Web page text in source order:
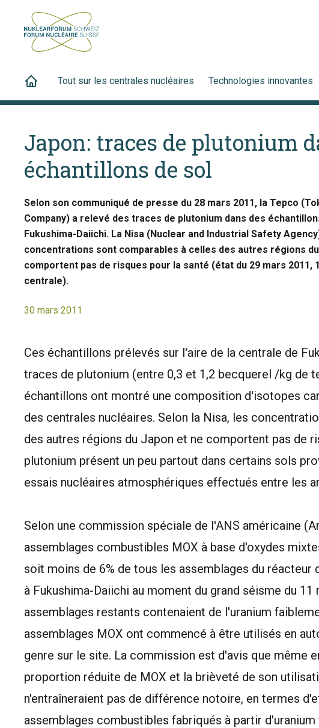
Tout sur les centrales nucléaires Technologies innovantes
Japon: traces de plutonium
échantillons de sol
Selon son communiqué de presse du 28 mars 2011, la Tepco
Company) a relevé des traces de plutonium dans des
Fukushima-Daiichi. La Nisa (Nuclear and Industrial Safety
concentrations sont comparables à celles des autres régions
comportent pas de risques pour la santé (état du 29 mars 2011,
centrale).
30 mars 2011
Ces échantillons prélevés sur l'aire de la centrale de
traces de plutonium (entre 0,3 et 1,2 becquerel /kg de
échantillons ont montré une composition d'isotopes
des centrales nucléaires. Selon la Nisa, les
des autres régions du Japon et ne comportent pas de
plutonium présent un peu partout dans certains sols
essais nucléaires atmosphériques effectués entre les
Selon une commission spéciale de l'ANS américaine
assemblages combustibles MOX à base d'oxydes
soit moins de 6% de tous les assemblages du réacteur
à Fukushima-Daiichi au moment du grand séisme du 11
assemblages restants contenaient de l'uranium
assemblages MOX ont commencé à être utilisés en
genre sur le site. La commission est d'avis que même
proportion réduite de MOX et la brièveté de son
n'entraîneraient pas de différence notoire, en termes
assemblages combustibles fabriqués à partir